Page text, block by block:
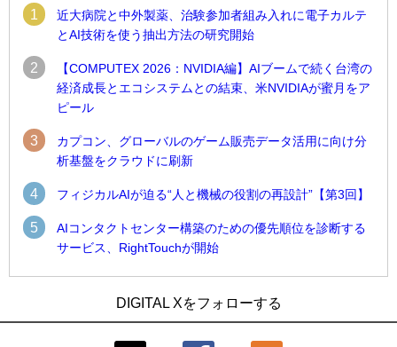
1
近大病院と中外製薬、治験参加者組み入れに電子カルテ
とAI技術を使う抽出方法の研究開始
2
【COMPUTEX 2026：NVIDIA編】AIブームで続く台湾の
経済成長とエコシステムとの結束、米NVIDIAが蜜月をア
ピール
3
カプコン、グローバルのゲーム販売データ活用に向け分
析基盤をクラウドに刷新
4 フィジカルAIが迫る“人と機械の役割の再設計”【第3回】
5
AIコンタクトセンター構築のための優先順位を診断する
サービス、RightTouchが開始
技術を使う抽出方法の研究開始
Umios、消費者起点の販売計画策定に向けたAIシステムを本格
合基盤を本格稼働
鹿島建設、鋼管柱へのコンクリート充填時の異常を検出する
DIGITAL Xをフォローする